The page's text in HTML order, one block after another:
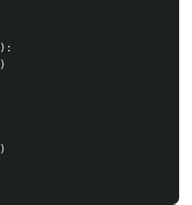
):
)
)